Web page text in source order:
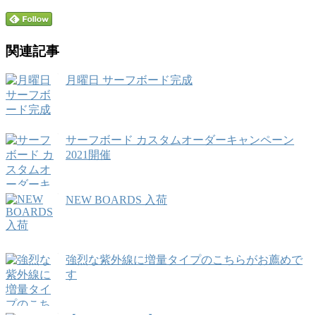
関連記事
月曜日 サーフボード完成
サーフボード カスタムオーダーキャンペーン
2021開催
NEW BOARDS 入荷
強烈な紫外線に増量タイプのこちらがお薦めで
す